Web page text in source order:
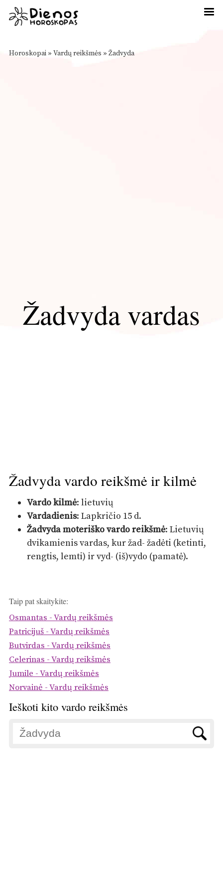
Horoskopai » Vardų reikšmės » Žadvyda
Žadvyda vardas
Žadvyda vardo reikšmė ir kilmė
Vardo kilmė: lietuvių
Vardadienis: Lapkričio 15 d.
Žadvyda moteriško vardo reikšmė: Lietuvių
dvikamienis vardas, kur žad- žadėti (ketinti,
rengtis, lemti) ir vyd- (iš)vydo (pamatė).
Taip pat skaitykite:
Osmantas - Vardų reikšmės
Patricijuš - Vardų reikšmės
Butvirdas - Vardų reikšmės
Celerinas - Vardų reikšmės
Jumile - Vardų reikšmės
Norvainė - Vardų reikšmės
Ieškoti kito vardo reikšmės